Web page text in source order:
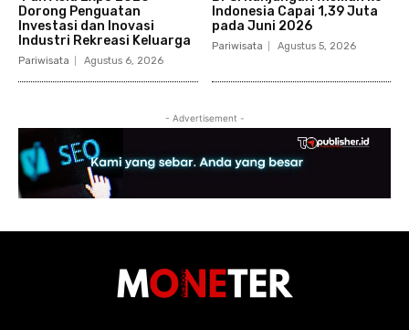
Dorong Penguatan
Investasi dan Inovasi
Industri Rekreasi Keluarga
Pariwisata Agustus 6, 2026
Indonesia Capai 1,39 Juta
pada Juni 2026
Pariwisata Agustus 5, 2026
- Advertisement -